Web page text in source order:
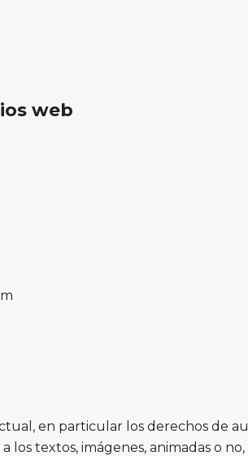
web
en particular los derechos de
los textos, imágenes, animadas o